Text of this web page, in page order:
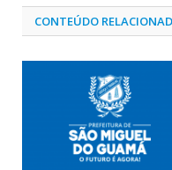
CONTEÚDO